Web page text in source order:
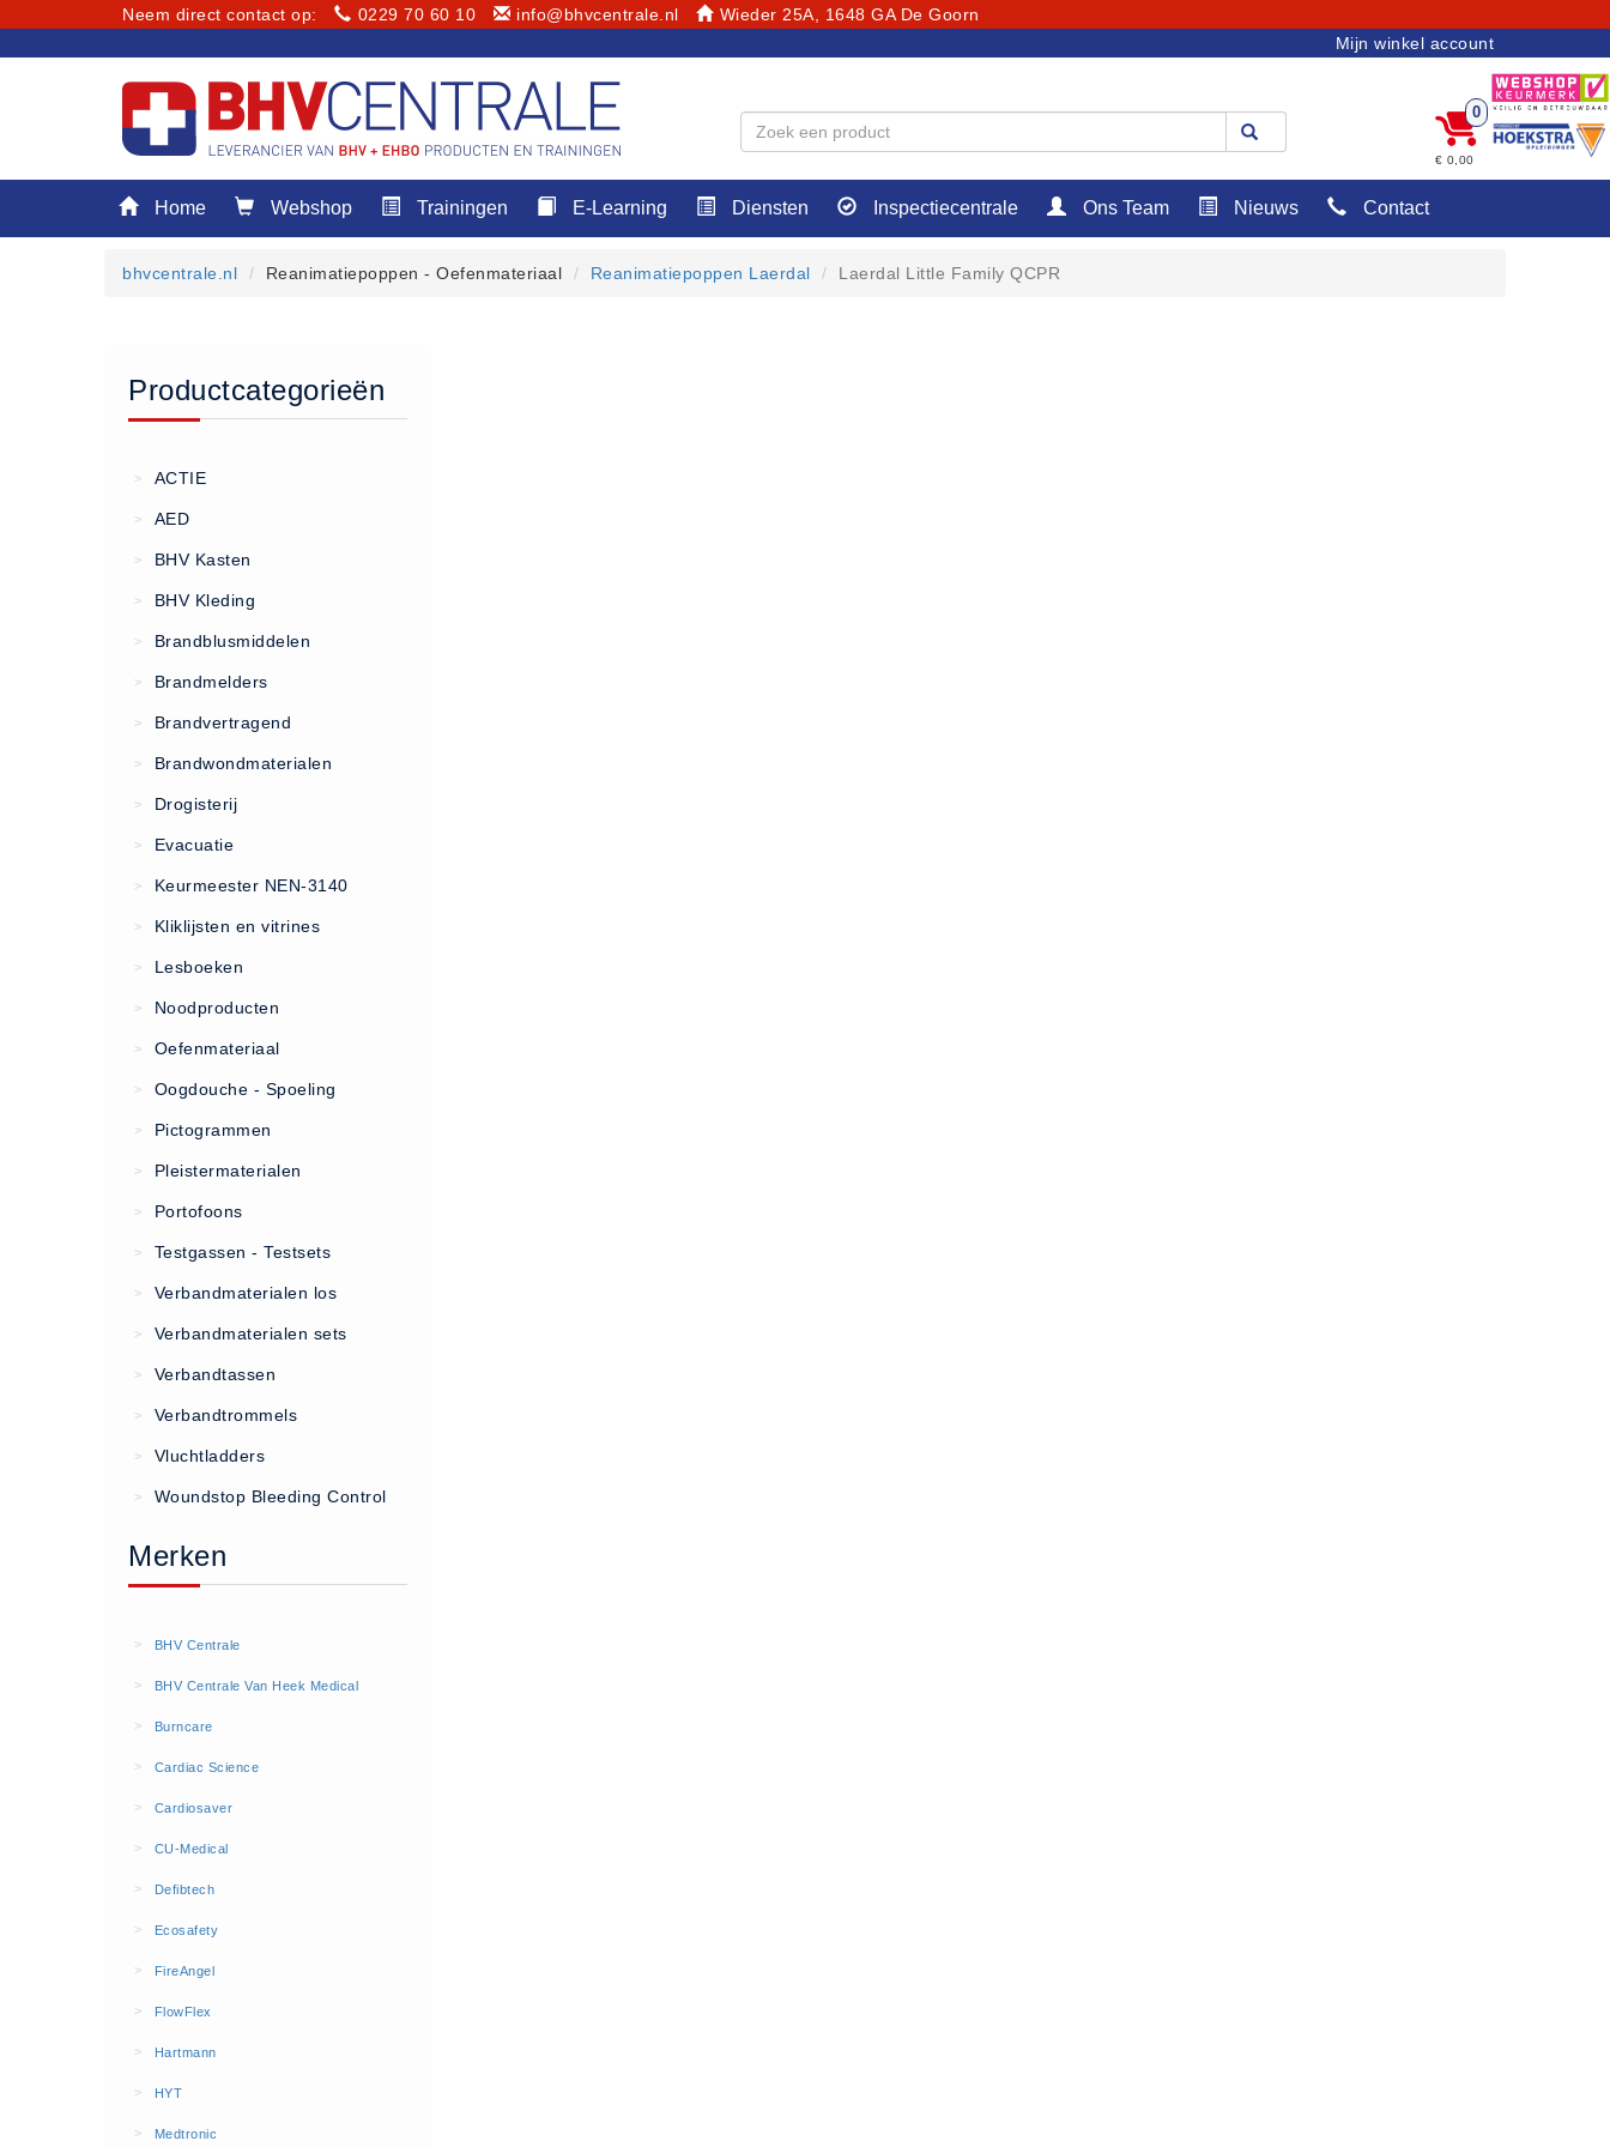
Neem direct contact op: 0229 70 60 10 info@bhvcentrale.nl Wieder 25A, 1648 GA De Goorn
Home
Keuringen
Bedrijfsnoodplannen
Inspectiecentrale
Ons Team
Nieuws
Contact
Algemene Voorwaarden
Vacatures
AED apparaten (11)
AED apparaten (11)
AED batterijen (12)
AED binnen - buiten kasten (11)
AED elektroden (18)
AED tassen (14)
BHV kasten (5)
BHV kasten (0)
Evacuatie - Zaklampen (0)
Kleding - Hesjes (0)
Brandblusmiddelen
Schuimblussers (6)
Brandmelders
CO melders (2)
Mijn winkel account
0
€ 0,00
Home Webshop Trainingen E-Learning Diensten Inspectiecentrale Ons Team Nieuws Contact
bhvcentrale.nl Reanimatiepoppen - Oefenmateriaal Reanimatiepoppen Laerdal Laerdal Little Family QCPR
Productcategorieën
> ACTIE
> AED
> BHV Kasten
> BHV Kleding
> Brandblusmiddelen
> Brandmelders
> Brandvertragend
> Brandwondmaterialen
> Drogisterij
> Evacuatie
> Keurmeester NEN-3140
> Kliklijsten en vitrines
> Lesboeken
> Noodproducten
> Oefenmateriaal
> Oogdouche - Spoeling
> Pictogrammen
> Pleistermaterialen
> Portofoons
> Testgassen - Testsets
> Verbandmaterialen los
> Verbandmaterialen sets
> Verbandtassen
> Verbandtrommels
> Vluchtladders
> Woundstop Bleeding Control
Merken
> BHV Centrale
> BHV Centrale Van Heek Medical
> Burncare
> Cardiac Science
> Cardiosaver
> CU-Medical
> Defibtech
> Ecosafety
> FireAngel
> FlowFlex
> Hartmann
> HYT
> Medtronic